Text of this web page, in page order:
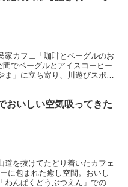
家カフェ「珈琲とベーグルのお
でベーグルとアイスコーヒー
ま」に立ち寄り、川遊びスポッ
おいしい空気吸ってきた
道を抜けてたどり着いたカフェ
に包まれた癒し空間。おいし
わんぱくどうぶつえん」でのん